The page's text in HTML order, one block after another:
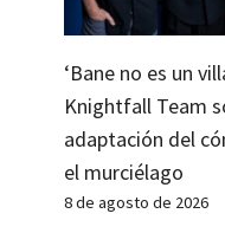
‘Bane no es un
Knightfall Team
adaptación del
el murciélago
8 de agosto de 2026